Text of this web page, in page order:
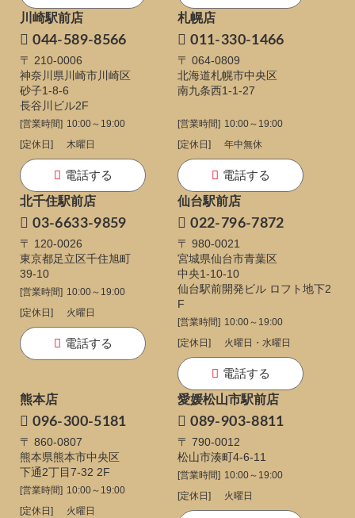
川崎駅前店
044-589-8566
〒 210-0006
神奈川県川崎市川崎区
砂子1-8-6
長谷川ビル2F
[営業時間] 10:00～19:00
[定休日]
木曜日
電話する
札幌店
011-330-1466
〒 064-0809
北海道札幌市中央区
南九条西1-1-27
[営業時間] 10:00～19:00
[定休日]
年中無休
電話する
北千住駅前店
03-6633-9859
〒 120-0026
東京都足立区千住旭町
39-10
[営業時間] 10:00～19:00
[定休日]
火曜日
電話する
仙台駅前店
022-796-7872
〒 980-0021
宮城県仙台市青葉区
中央1-10-10
仙台駅前開発ビル ロフト地下2
F
[営業時間] 10:00～19:00
[定休日]
火曜日・水曜日
電話する
熊本店
096-300-5181
〒 860-0807
熊本県熊本市中央区
下通2丁目7-32 2F
[営業時間] 10:00～19:00
[定休日]
火曜日
愛媛松山市駅前店
089-903-8811
〒 790-0012
松山市湊町4-6-11
[営業時間] 10:00～19:00
[定休日]
火曜日